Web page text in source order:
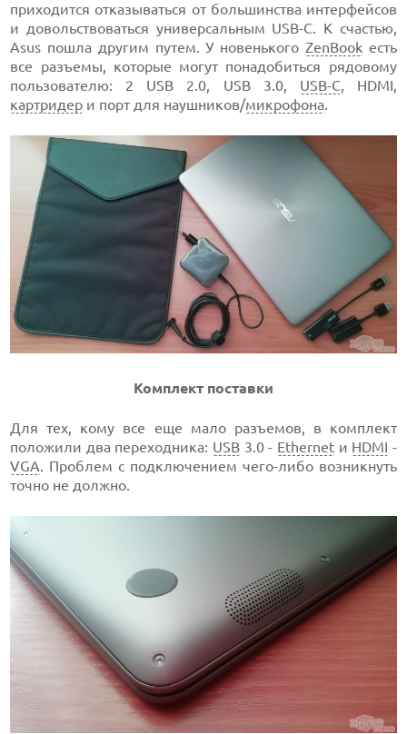
приходится отказываться от большинства интерфейсов
и довольствоваться универсальным USB-C. К счастью,
Asus пошла другим путем. У новенького ZenBook есть
все разъемы, которые могут понадобиться рядовому
пользователю: 2 USB 2.0, USB 3.0, USB-C, HDMI,
картридер и порт для наушников/микрофона.
Комплект поставки
Для тех, кому все еще мало разъемов, в комплект
положили два переходника: USB 3.0 - Ethernetи HDMI -
VGA. Проблем с подключением чего-либо возникнуть
точно не должно.